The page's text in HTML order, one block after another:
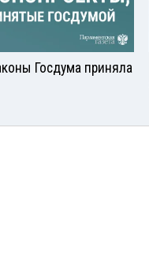
Госдума приняла